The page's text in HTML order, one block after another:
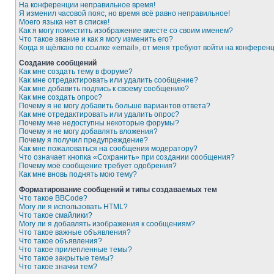
На конференции неправильное время!
Я изменил часовой пояс, но время всё равно неправильное!
Моего языка нет в списке!
Как я могу поместить изображение вместе со своим именем?
Что такое звание и как я могу изменить его?
Когда я щёлкаю по ссылке «email», от меня требуют войти на
Создание сообщений
Как мне создать тему в форуме?
Как мне отредактировать или удалить сообщение?
Как мне добавить подпись к своему сообщению?
Как мне создать опрос?
Почему я не могу добавить больше вариантов ответа?
Как мне отредактировать или удалить опрос?
Почему мне недоступны некоторые форумы?
Почему я не могу добавлять вложения?
Почему я получил предупреждение?
Как мне пожаловаться на сообщения модератору?
Что означает кнопка «Сохранить» при создании сообщения?
Почему моё сообщение требует одобрения?
Как мне вновь поднять мою тему?
Форматирование сообщений и типы создаваемых тем
Что такое BBCode?
Могу ли я использовать HTML?
Что такое смайлики?
Могу ли я добавлять изображения к сообщениям?
Что такое важные объявления?
Что такое объявления?
Что такое прилепленные темы?
Что такое закрытые темы?
Что такое значки тем?